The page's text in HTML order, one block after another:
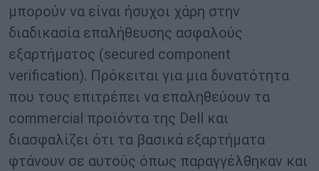
μπορούν να είναι ήσυχοι χάρη στην
διαδικασία επαλήθευσης ασφαλούς
εξαρτήματος (secured component
verification). Πρόκειται για μια δυνατότητα
που τους επιτρέπει να επαληθεύουν τα
commercial προϊόντα της Dell και
διασφαλίζει ότι τα βασικά εξαρτήματα
φτάνουν σε αυτούς όπως παραγγέλθηκαν και